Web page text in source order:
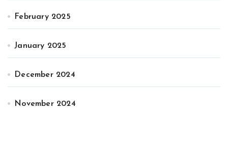
February 2025
January 2025
December 2024
November 2024